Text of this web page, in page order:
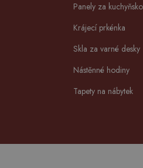
Panely za
Krájecí prkénka
Skla za varné desky
Nástěnné hodiny
Tapety na nábytek